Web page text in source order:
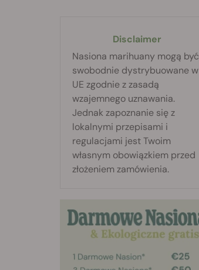
Disclaimer
Nasiona marihuany mogą być
swobodnie dystrybuowane w
UE zgodnie z zasadą
wzajemnego uznawania.
Jednak zapoznanie się z
lokalnymi przepisami i
regulacjami jest Twoim
własnym obowiązkiem przed
złożeniem zamówienia.